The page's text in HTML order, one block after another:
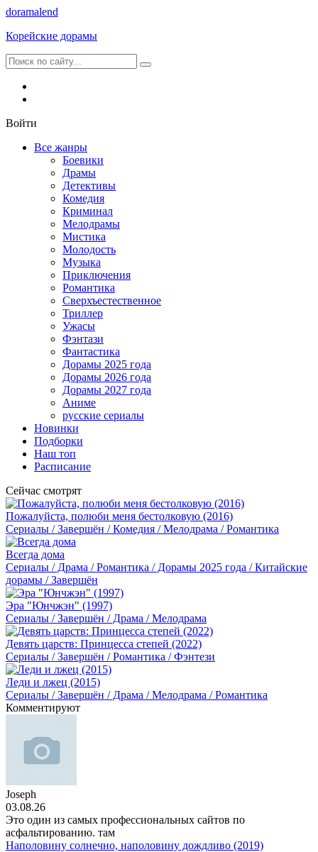
doramalend
Корейские дорамы
Войти
Все жанры
Боевики
Драмы
Детективы
Комедия
Криминал
Мелодрамы
Мистика
Молодость
Музыка
Приключения
Романтика
Сверхъестественное
Триллер
Ужасы
Фэнтази
Фантастика
Дорамы 2025 года
Дорамы 2026 года
Дорамы 2027 года
Аниме
русские сериалы
Новинки
Подборки
Наш топ
Расписание
Сейчас смотрят
Пожалуйста, полюби меня бестолковую (2016)
Сериалы / Завершён / Комедия / Мелодрама / Романтика
Всегда дома
Сериалы / Драма / Романтика / Дорамы 2025 года / Китайские
дорамы / Завершён
Эра "Юнчжэн" (1997)
Сериалы / Завершён / Драма / Мелодрама
Девять царств: Принцесса степей (2022)
Сериалы / Завершён / Романтика / Фэнтези
Леди и лжец (2015)
Сериалы / Завершён / Драма / Мелодрама / Романтика
Комментируют
Joseph
03.08.26
Это один из самых профессиональных сайтов по
асфальтированию. там
Наполовину солнечно, наполовину дождливо (2019)